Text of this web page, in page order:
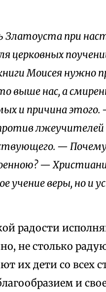
Златоуста при
церковных
Моисея нужно
выше нас, а
и причина этого.
лжеучителей
— Почему
—
учение веры, но и
радости
не столько
их дети со всех
и